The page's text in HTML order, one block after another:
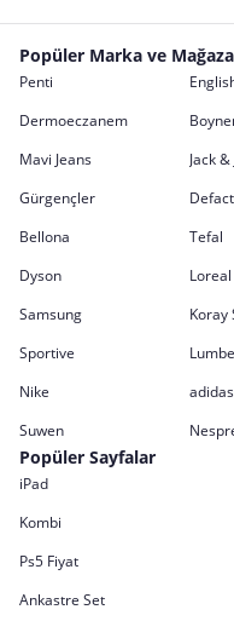
Popüler Marka ve
Penti
Dermoeczanem
Mavi Jeans
Jack
Gürgençler
Bellona
Tefal
Dyson
Samsung
Koray
Sportive
Nike
adidas
Suwen
Popüler Sayfalar
iPad
Kombi
Ps5 Fiyat
Ankastre Set